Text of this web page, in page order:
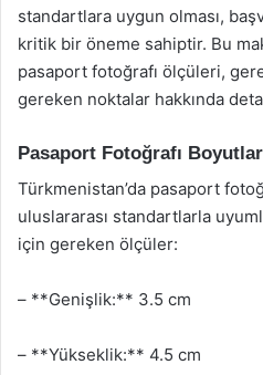
standartlara uygun olması,
kritik bir öneme sahiptir. Bu
pasaport fotoğrafı ölçüleri,
gereken noktalar hakkında
Pasaport Fotoğrafı
Türkmenistan’da pasaport
uluslararası standartlarla
için gereken ölçüler:
– **Genişlik:** 3.5 cm
– **Yükseklik:** 4.5 cm